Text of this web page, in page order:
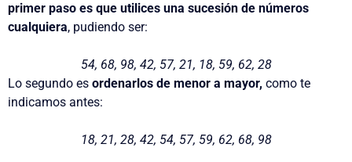
primer paso es que utilices una sucesión de números
cualquiera, pudiendo ser:
54, 68, 98, 42, 57, 21, 18, 59, 62, 28
Lo segundo es ordenarlos de menor a mayor, como te
indicamos antes:
18, 21, 28, 42, 54, 57, 59, 62, 68, 98